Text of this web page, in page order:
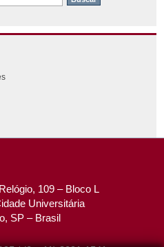
109 – Bloco L
Universitária
SP – Brasil